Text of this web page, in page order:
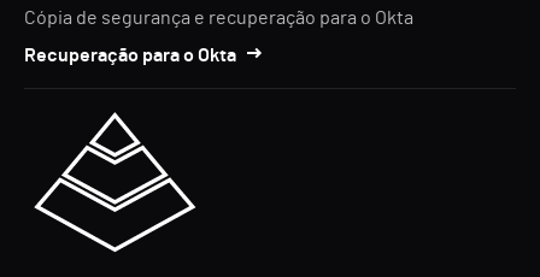
Cópia de segurança e recuperação para o Okta
Recuperação para o Okta